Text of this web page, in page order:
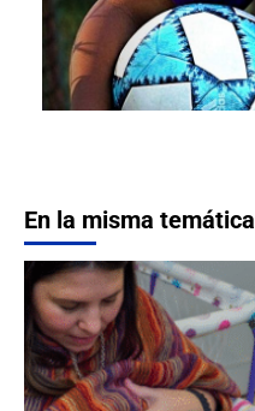
En la misma temática